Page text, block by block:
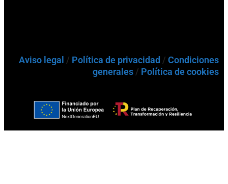
Aviso legal / Política de privacidad / Condiciones
generales / Política de cookies